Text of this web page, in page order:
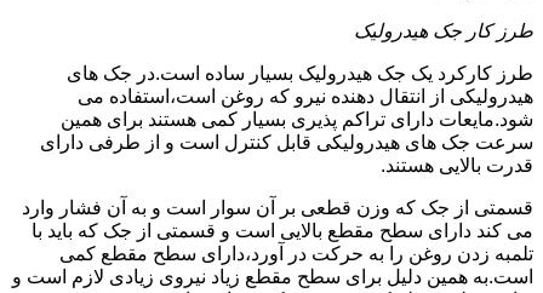
طرز کار جک هیدرولیک
طرز کارکرد یک جک هیدرولیک بسیار ساده است.در جک های
هیدرولیکی از انتقال دهنده نیرو که روغن است،استفاده می
شود.مایعات دارای تراکم پذیری بسیار کمی هستند برای همین
سرعت جک های هیدرولیکی قابل کنترل است و از طرفی دارای
قدرت بالایی هستند.
قسمتی از جک که وزن قطعی بر آن سوار است و به آن فشار وارد
می کند دارای سطح مقطع بالایی است و قسمتی از جک که باید با
تلمبه زدن روغن را به حرکت در آورد،دارای سطح مقطع کمی
است.به همین دلیل برای سطح مقطع زیاد نیروی زیادی لازم است و